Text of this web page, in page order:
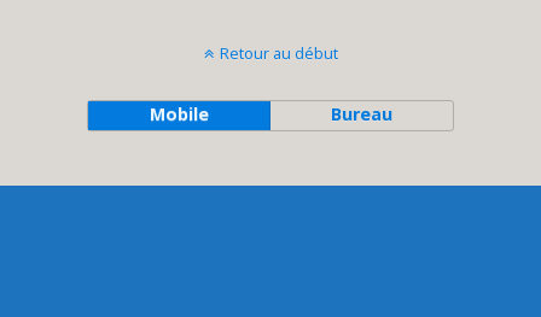
Retour au début
Mobile Bureau